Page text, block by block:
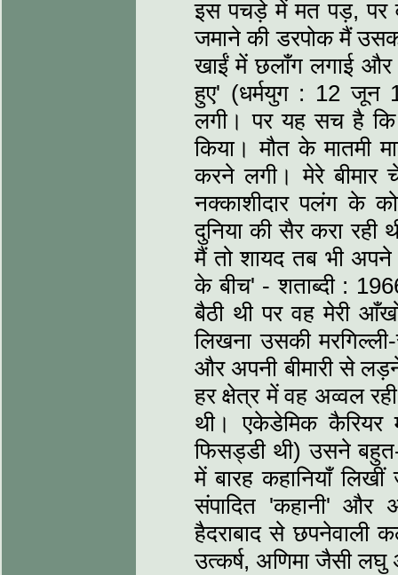
इस पचड़े में मत पड़, पर
जमाने की डरपोक मैं
खाईं में छलाँग लगाई और
हुए' (धर्मयुग : 12 जून
लगी। पर यह सच है
किया। मौत के मातमी
करने लगी। मेरे
नक्काशीदार पलंग के
दुनिया की सैर करा
मैं तो शायद तब भी अपने
के बीच' - शताब्दी :
बैठी थी पर वह मेरी
लिखना उसकी
और अपनी बीमारी से
हर क्षेत्र में वह अव्वल
थी। एकेडेमिक कैरियर
फिसड्डी थी) उसने
में बारह कहानियाँ
संपादित 'कहानी' और
हैदराबाद से छपनेवाली
उत्कर्ष, अणिमा जैसी लघु